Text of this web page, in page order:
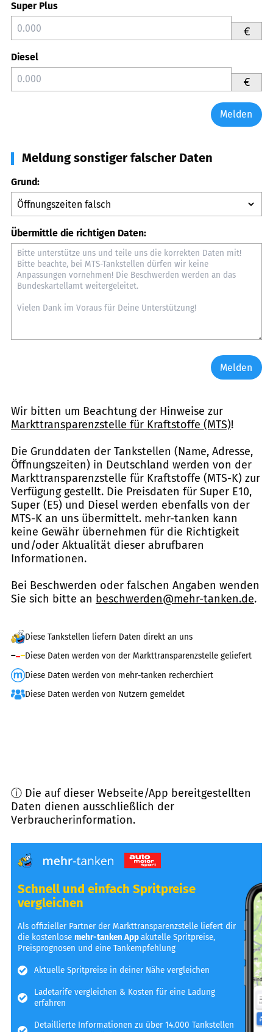
Super Plus
€
Diesel
€
Melden
Meldung sonstiger falscher Daten
Grund:
Übermittle die richtigen Daten:
Melden
Wir bitten um Beachtung der Hinweise zur
Markttransparenzstelle für Kraftstoffe (MTS)!
Die Grunddaten der Tankstellen (Name, Adresse,
Öffnungszeiten) in Deutschland werden von der
Markttransparenzstelle für Kraftstoffe (MTS-K) zur
Verfügung gestellt. Die Preisdaten für Super E10,
Super (E5) und Diesel werden ebenfalls von der
MTS-K an uns übermittelt. mehr-tanken kann
keine Gewähr übernehmen für die Richtigkeit
und/oder Aktualität dieser abrufbaren
Informationen.
Bei Beschwerden oder falschen Angaben wenden
Sie sich bitte an beschwerden@mehr-tanken.de.
Diese Tankstellen liefern Daten direkt an uns
Diese Daten werden von der Markttransparenzstelle geliefert
Diese Daten werden von mehr-tanken recherchiert
Diese Daten werden von Nutzern gemeldet
ⓘ Die auf dieser Webseite/App bereitgestellten
Daten dienen ausschließlich der
Verbraucherinformation.
Schnell und einfach Spritpreise
vergleichen
Als offizieller Partner der Markttransparenzstelle liefert dir
die kostenlosemehr-tanken Appakutelle Spritpreise,
Preisprognosen und eine Tankempfehlung
Aktuelle Spritpreise in deiner Nähe vergleichen
Ladetarife vergleichen & Kosten für eine Ladung
erfahren
Detaillierte Informationen zu über 14.000 Tankstellen